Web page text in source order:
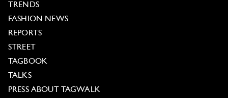
TRENDS
FASHION NEWS
REPORTS
STREET
TAGBOOK
TALKS
PRESS ABOUT TAGWALK